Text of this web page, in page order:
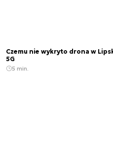
Czemu nie wykryto drona w
5G
5 min.